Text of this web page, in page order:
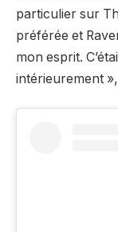
particulier sur
préférée et
mon esprit.
intérieurement